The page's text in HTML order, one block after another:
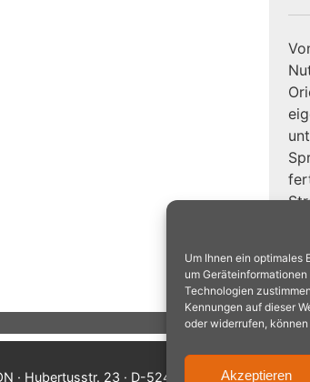
Um Ihnen ein optimales
um
Technologien
Kennungen auf dieser
oder widerrufen,
Akzeptieren
· Hubertusstr. 23 · D-52477 Alsdorf/Aachen ·